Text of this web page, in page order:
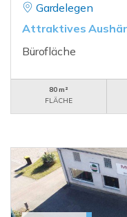
Gardelegen
Attraktives
Bürofläche
80 m²
FLÄCHE